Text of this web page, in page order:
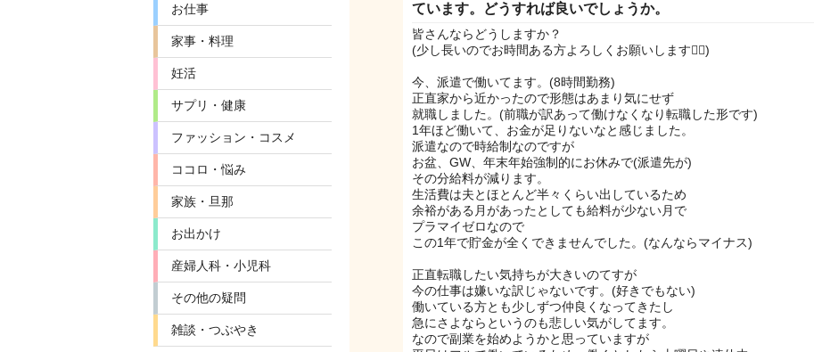
お仕事
家事・料理
妊活
サプリ・健康
ファッション・コスメ
ココロ・悩み
家族・旦那
お出かけ
産婦人科・小児科
その他の疑問
雑談・つぶやき
ています。どうすれば良いでしょうか。
皆さんならどうしますか？
(少し長いのでお時間ある方よろしくお願いします🙇‍♀️)
今、派遣で働いてます。(8時間勤務)
正直家から近かったので形態はあまり気にせず
就職しました。(前職が訳あって働けなくなり転職した形です)
1年ほど働いて、お金が足りないなと感じました。
派遣なので時給制なのですが
お盆、GW、年末年始強制的にお休みで(派遣先が)
その分給料が減ります。
生活費は夫とほとんど半々くらい出しているため
余裕がある月があったとしても給料が少ない月で
プラマイゼロなので
この1年で貯金が全くできませんでした。(なんならマイナス)
正直転職したい気持ちが大きいのてすが
今の仕事は嫌いな訳じゃないです。(好きでもない)
働いている方とも少しずつ仲良くなってきたし
急にさよならというのも悲しい気がしてます。
なので副業を始めようかと思っていますが